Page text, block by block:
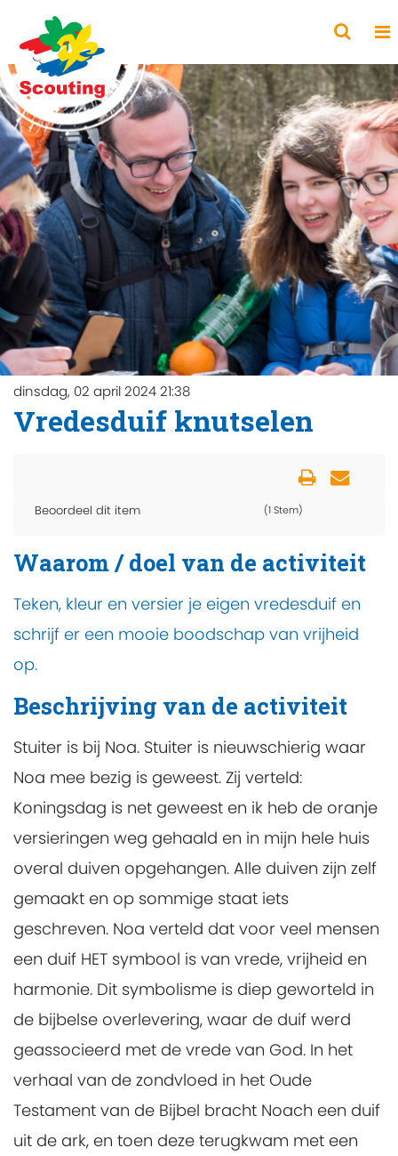
dinsdag, 02 april 2024 21:38
Vredesduif knutselen
Beoordeel dit item (1 Stem)
Waarom / doel van de activiteit
Teken, kleur en versier je eigen vredesduif en
schrijf er een mooie boodschap van vrijheid
op.
Beschrijving van de activiteit
Stuiter is bij Noa. Stuiter is nieuwschierig waar
Noa mee bezig is geweest. Zij verteld:
Koningsdag is net geweest en ik heb de oranje
versieringen weg gehaald en in mijn hele huis
overal duiven opgehangen. Alle duiven zijn zelf
gemaakt en op sommige staat iets
geschreven. Noa verteld dat voor veel mensen
een duif HET symbool is van vrede, vrijheid en
harmonie. Dit symbolisme is diep geworteld in
de bijbelse overlevering, waar de duif werd
geassocieerd met de vrede van God. In het
verhaal van de zondvloed in het Oude
Testament van de Bijbel bracht Noach een duif
uit de ark, en toen deze terugkwam met een